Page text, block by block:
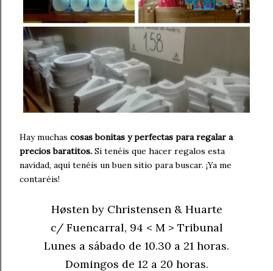
Hay muchas cosas bonitas y perfectas para regalar a
precios baratitos. Si tenéis que hacer regalos esta
navidad, aquí tenéis un buen sitio para buscar. ¡Ya me
contaréis!
Høsten by Christensen & Huarte
c/ Fuencarral, 94 < M > Tribunal
Lunes a sábado de 10.30 a 21 horas.
Domingos de 12 a 20 horas.